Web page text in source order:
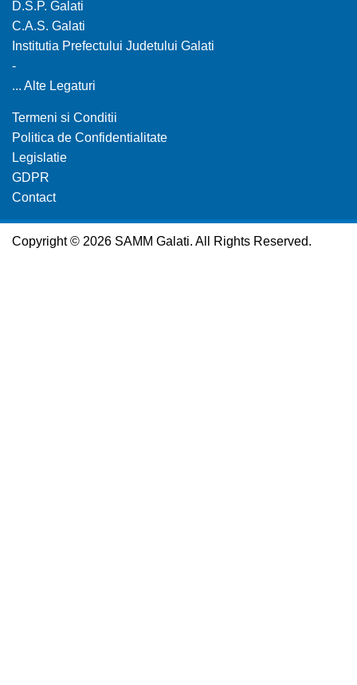
D.S.P. Galati
C.A.S. Galati
Institutia Prefectului Judetului Galati
-
... Alte Legaturi
Termeni si Conditii
Politica de Confidentialitate
Legislatie
GDPR
Contact
Copyright © 2026 SAMM Galati. All Rights Reserved.